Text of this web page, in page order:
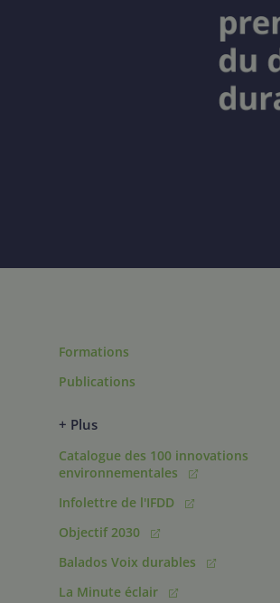
Formations
Publications
+ Plus
Catalogue des 100 innovations
environnementales
Infolettre de l'IFDD
Objectif 2030
Balados Voix durables
La Minute éclair